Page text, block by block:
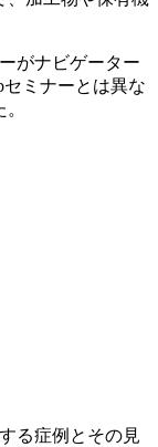
がナビゲーター
ミナーとは異な
る症例とその見